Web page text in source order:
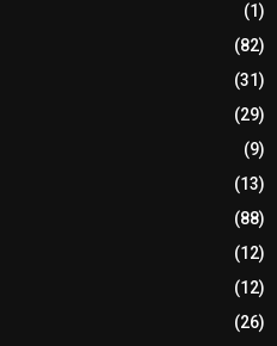
(1)
(82)
(31)
(29)
(9)
(13)
(88)
(12)
(12)
(26)